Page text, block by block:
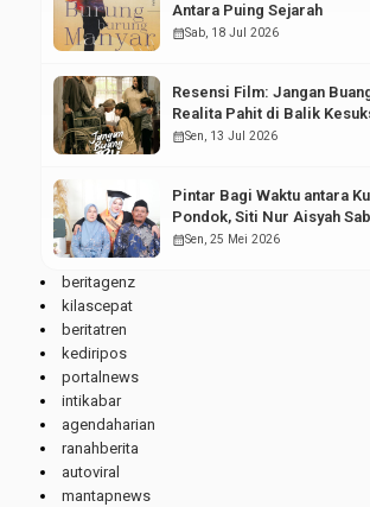
Antara Puing Sejarah
calendar_monthSab, 18 Jul 2026
Resensi Film: Jangan
Realita Pahit di Balik
calendar_monthSen, 13 Jul 2026
Pintar Bagi Waktu antara
Pondok, Siti Nur Aisyah
Wisudawan Terbaik
calendar_monthSen, 25 Mei 2026
beritagenz
kilascepat
beritatren
kediripos
portalnews
intikabar
agendaharian
ranahberita
autoviral
mantapnews